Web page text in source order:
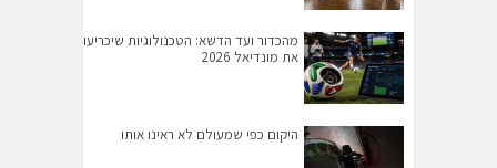
מהכדור ועד הדשא: הטכנולוגיות שיכריעו
את מונדיאל 2026
היקום כפי שמעולם לא ראינו אותו